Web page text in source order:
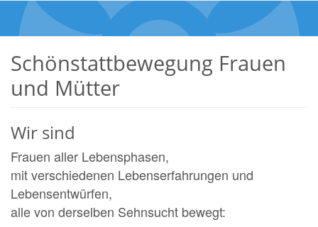
Schönstattbewegung Frauen
und Mütter
Wir sind
Frauen aller Lebensphasen,
mit verschiedenen Lebenserfahrungen und
Lebensentwürfen,
alle von derselben Sehnsucht bewegt: